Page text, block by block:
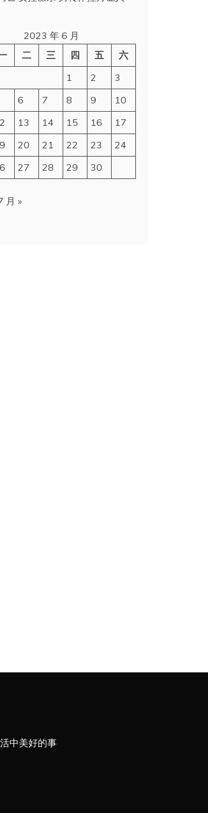
2023 年 6 月
二 三 四 五
六
1
2
3
6 7 8 9
10
13 14 15 16
17
20 21 22 23
24
27 28 29 30
月 »
中美好的事